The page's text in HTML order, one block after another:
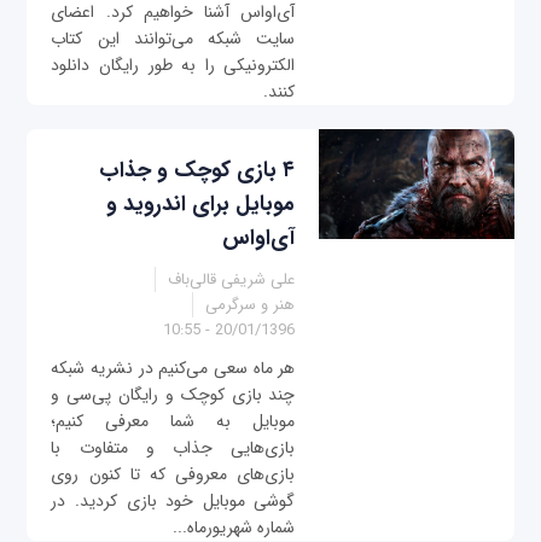
آی‌او‌اس آشنا خواهیم کرد. اعضای
سایت شبکه می‌توانند این کتاب
الکترونیکی را به طور رایگان دانلود
کنند.
۴ بازی کوچک و جذاب
موبایل برای اندروید و
آی‌او‌اس
علی شریفی قالی‌باف
هنر و سرگرمی
20/01/1396 - 10:55
هر ماه سعی می‌کنیم در نشریه شبکه
چند بازی کوچک و رایگان پی‌سی و
موبایل به شما معرفی کنیم؛
بازی‌هایی جذاب و متفاوت با
بازی‌های معروفی که تا کنون روی
گوشی موبایل خود بازی کردید. در
شماره شهریورماه...